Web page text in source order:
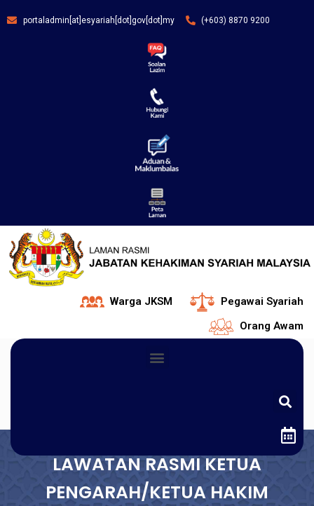
portaladmin[at]esyariah[dot]gov[dot]my (+603) 8870 9200
Warga JKSM
Pegawai Syariah
Orang Awam
LAWATAN RASMI KETUA
PENGARAH/KETUA HAKIM